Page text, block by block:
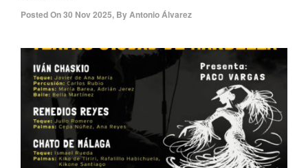
Posted On30 Nov 2025, ByAntonio Álvarez